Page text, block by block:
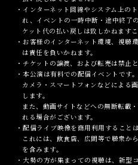
・インターネット回線やシステム上の
れ、イベントの一時中断・途中終了
ケット代の払い戻しは致しかねます
・お客様のインターネット環境、視聴
は責任を負いかねます。
・チケットの譲渡、および転売は禁止
・本公演は有料での配信イベントです
カメラ・スマートフォンなどによる
します。
また、動画サイトなどへの無断転載
れる場合がございます。
・配信ライブ映像を商用利用すること
これには、飲食店、広間等で聴衆か
を含みます。
・大勢の方が集まっての視聴は、新型